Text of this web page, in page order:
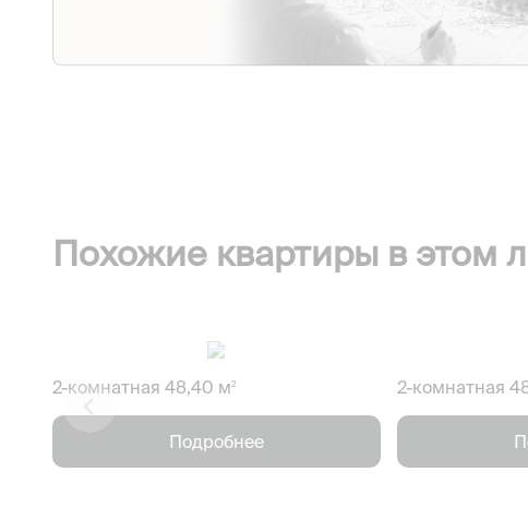
Похожие квартиры в этом
2-комнатная 48,40 м2
Подробнее
2-комнатная